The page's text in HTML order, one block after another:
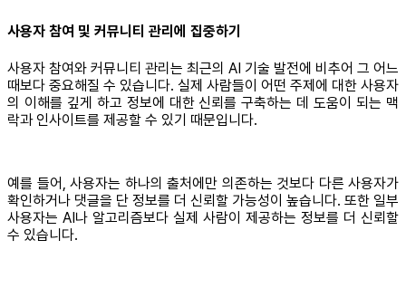
사용자 참여 및 커뮤니티 관리에 집중하기
사용자 참여와 커뮤니티 관리는 최근의 AI 기술 발전에 비추어 그 어느
때보다 중요해질 수 있습니다. 실제 사람들이 어떤 주제에 대한 사용자
의 이해를 깊게 하고 정보에 대한 신뢰를 구축하는 데 도움이 되는 맥
락과 인사이트를 제공할 수 있기 때문입니다.
예를 들어, 사용자는 하나의 출처에만 의존하는 것보다 다른 사용자가
확인하거나 댓글을 단 정보를 더 신뢰할 가능성이 높습니다. 또한 일부
사용자는 AI나 알고리즘보다 실제 사람이 제공하는 정보를 더 신뢰할
수 있습니다.